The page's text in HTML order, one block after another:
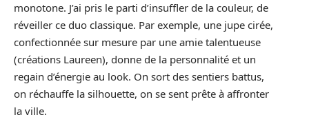
monotone. J’ai pris le parti d’insuffler de la couleur, de
réveiller ce duo classique. Par exemple, une jupe cirée,
confectionnée sur mesure par une amie talentueuse
(créations Laureen), donne de la personnalité et un
regain d’énergie au look. On sort des sentiers battus,
on réchauffe la silhouette, on se sent prête à affronter
la ville.